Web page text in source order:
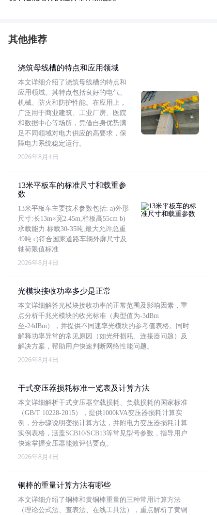
其他推荐
浇筑母线槽的特点和应用领域
本文详细介绍了浇筑母线槽的特点和
应用领域。其特点包括良好的电气、
机械、防火和防护性能。在应用上，
广泛用于商业建筑、工业厂房、医院
和数据中心等场所，凭借自身优势满
足不同领域对电力供应的高要求，保
障电力系统稳定运行。
2026年8月4日
13米平板车的标准尺寸和载重参
数
13米平板车主要技术参数包括: a)外形
尺寸:长13m×宽2.45m,栏板高55cm b)
承载能力:标载30-35吨,最大允许总重
49吨 c)符合国家道路车辆外廓尺寸及
轴荷限值标准
2026年8月4日
光模块接收功率多少是正常
本文详细解答光模块接收功率的正常范围及影响因素，重
点分析千兆光模块的收光标准（典型值为-3dBm
至-24dBm），并提供不同速率光模块的参考值表格。同时
解释功率异常的常见原因（如光纤损耗、连接器问题）及
解决方案，帮助用户快速判断网络性能问题。
2026年8月4日
干式变压器损耗标准一览表及计算方法
本文详细解析干式变压器空载损耗、负载损耗的国家标准
（GB/T 10228-2015），提供1000kVA变压器损耗计算实
例，分步骤说明变损计算方法，并附电力变压器损耗计算
实例表格，涵盖SCB10/SCB13等常见型号参数，指导用户
快速掌握变压器能效评估要点。
2026年8月4日
铜棒的重量计算方法有哪些
本文详细介绍了铜棒和黄铜棒重量的三种常用计算方法
（理论公式法、查表法、在线工具法），重点解析了黄铜